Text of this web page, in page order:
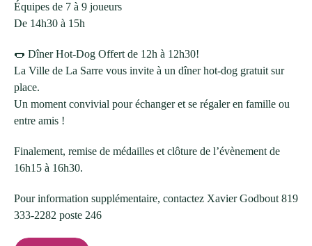
Équipes de 7 à 9 joueurs
De 14h30 à 15h
🌭 Dîner Hot-Dog Offert de 12h à 12h30!
La Ville de La Sarre vous invite à un dîner hot-dog gratuit sur
place.
Un moment convivial pour échanger et se régaler en famille ou
entre amis !
Finalement, remise de médailles et clôture de l’évènement de
16h15 à 16h30.
Pour information supplémentaire, contactez Xavier Godbout 819
333-2282 poste 246